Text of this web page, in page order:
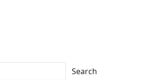
Search